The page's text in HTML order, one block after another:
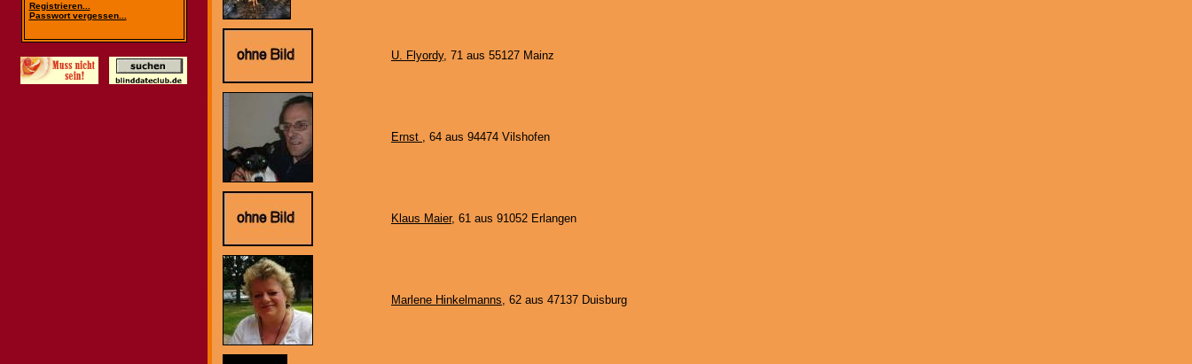
Registrieren...
Passwort vergessen...
U. Flyordy, 71 aus 55127 Mainz
Ernst , 64 aus 94474 Vilshofen
Klaus Maier, 61 aus 91052 Erlangen
Marlene Hinkelmanns, 62 aus 47137 Duisburg